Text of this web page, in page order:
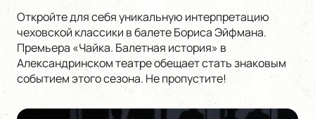
Откройте для себя уникальную интерпретацию
чеховской классики в балете Бориса Эйфмана.
Премьера «Чайка. Балетная история» в
Александринском театре обещает стать знаковым
событием этого сезона. Не пропустите!